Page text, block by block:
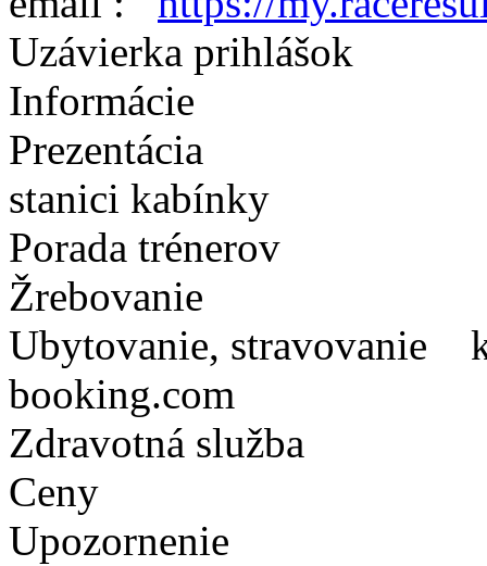
Uzávierka prihlášok
Informácie
Prezentácia
stanici kabínky
Porada trénerov
Žrebovanie Po
Ubytovanie, stravovanie
booking.com
Zdravotná služba
Ceny
Upozornenie